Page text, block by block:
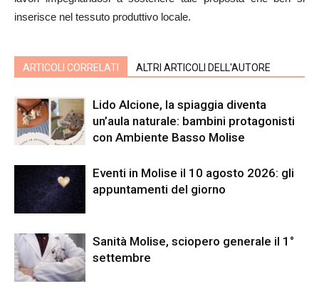
inserisce nel tessuto produttivo locale.
ARTICOLI CORRELATI ALTRI ARTICOLI DELL'AUTORE
Lido Alcione, la spiaggia diventa
un’aula naturale: bambini protagonisti
con Ambiente Basso Molise
Eventi in Molise il 10 agosto 2026: gli
appuntamenti del giorno
Sanità Molise, sciopero generale il 1°
settembre